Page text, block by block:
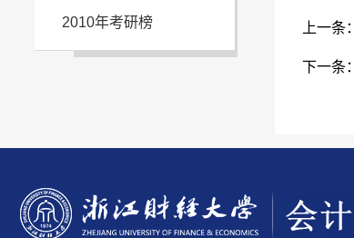
2010年考研榜 上一条：
下一条：